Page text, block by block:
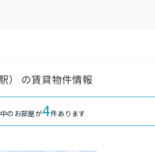
） の賃貸物件情報
のお部屋が4件あります